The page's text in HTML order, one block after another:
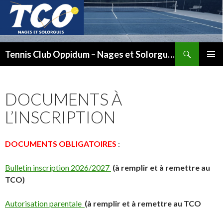
Tennis Club Oppidum – Nages et Solorgues
DOCUMENTS À
L’INSCRIPTION
DOCUMENTS OBLIGATOIRES :
Bulletin inscription 2026/2027 (à remplir et à remettre au
TCO)
Autorisation parentale (à remplir et à remettre au TCO